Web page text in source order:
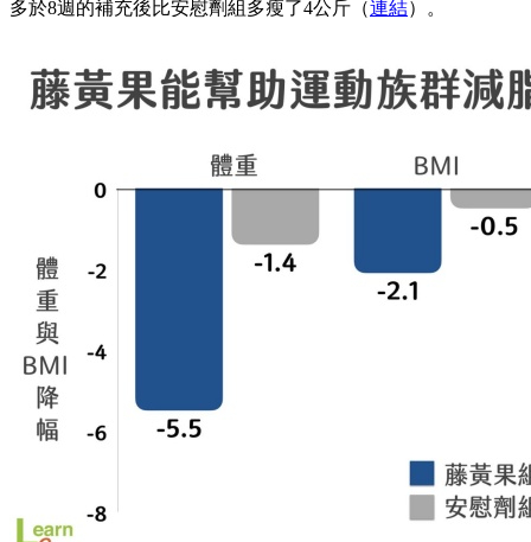
多於8週的補充後比安慰劑組多瘦了4公斤（連結）。